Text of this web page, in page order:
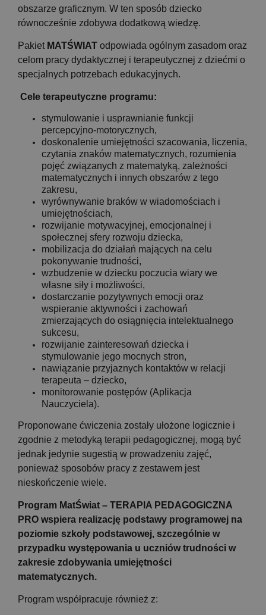
obszarze graficznym. W ten sposób dziecko
równocześnie zdobywa dodatkową wiedzę.
Pakiet MATŚWIAT odpowiada ogólnym zasadom oraz
celom pracy dydaktycznej i terapeutycznej z dziećmi o
specjalnych potrzebach edukacyjnych.
Cele terapeutyczne programu:
stymulowanie i usprawnianie funkcji
percepcyjno-motorycznych,
doskonalenie umiejętności szacowania, liczenia,
czytania znaków matematycznych, rozumienia
pojęć związanych z matematyką, zależności
matematycznych i innych obszarów z tego
zakresu,
wyrównywanie braków w wiadomościach i
umiejętnościach,
rozwijanie motywacyjnej, emocjonalnej i
społecznej sfery rozwoju dziecka,
mobilizacja do działań mających na celu
pokonywanie trudności,
wzbudzenie w dziecku poczucia wiary we
własne siły i możliwości,
dostarczanie pozytywnych emocji oraz
wspieranie aktywności i zachowań
zmierzających do osiągnięcia intelektualnego
sukcesu,
rozwijanie zainteresowań dziecka i
stymulowanie jego mocnych stron,
nawiązanie przyjaznych kontaktów w relacji
terapeuta – dziecko,
monitorowanie postępów (Aplikacja
Nauczyciela).
Proponowane ćwiczenia zostały ułożone logicznie i
zgodnie z metodyką terapii pedagogicznej, mogą być
jednak jedynie sugestią w prowadzeniu zajęć,
ponieważ sposobów pracy z zestawem jest
nieskończenie wiele.
Program MatŚwiat – TERAPIA PEDAGOGICZNA
PRO wspiera realizację podstawy programowej na
poziomie szkoły podstawowej, szczególnie w
przypadku występowania u uczniów trudności w
zakresie zdobywania umiejętności
matematycznych.
Program współpracuje również z: